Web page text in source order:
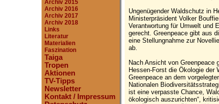
Archiv 2015
Archiv 2016
Archiv 2017
Archiv 2018
Links
Literatur
Materialien
Faszination
Taiga
Tropen
Aktionen
TV-Tipps
Newsletter
Kontakt / Impressum
Ungenügender Waldschutz in
Ministerpräsident Volker
Verantwortung für Umwelt und
gerecht. Greenpeace gibt aus
eine Stellungnahme zur
ab.
Nach Ansicht von Greenpeace
Hessen-Forst die Ökologie der
Greenpeace an dem
Nationalen
ist eine verpasste Chance,
ökologisch auszurichten“,